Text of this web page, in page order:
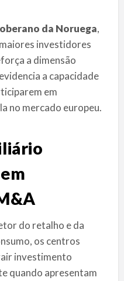
da Noruega,
investidores
a dimensão
a capacidade
em
no mercado europeu.
do retalho e da
os centros
investimento
quando apresentam